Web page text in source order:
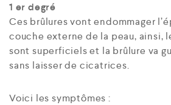
1 er degré
Ces brûlures vont endommager
couche externe de la peau, ainsi,
sont superficiels et la brûlure va
sans laisser de cicatrices.
Voici les symptômes :